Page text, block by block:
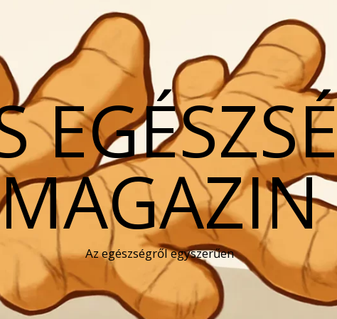
MAGAZIN
Az egészségről egyszerűen